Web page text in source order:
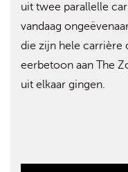
uit twee parallelle
vandaag
die zijn hele carrière
eerbetoon aan The
uit elkaar gingen.